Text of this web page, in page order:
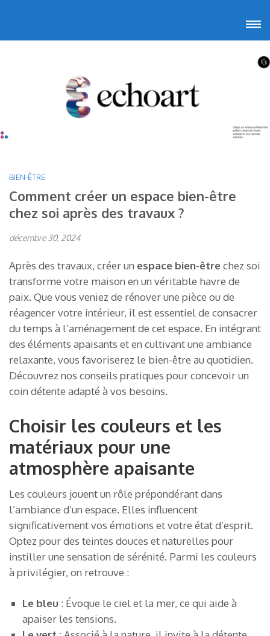
contenu
BIEN-ÊTRE
Comment créer un espace bien-être
chez soi après des travaux ?
décembre 30, 2024
Après des travaux, créer un espace bien-êtrechez soi
transforme votre maison en un véritable havre de
paix. Que vous veniez de rénover une pièce ou de
réagencer votre intérieur, il est essentiel de consacrer
du temps à l’aménagement de cet espace. En intégrant
des éléments apaisants et en cultivant une ambiance
relaxante, vous favoriserez le bien-être au quotidien.
Découvrez nos conseils pratiques pour concevoir un
coin détente adapté à vos besoins.
Choisir les couleurs et les
matériaux pour une
atmosphère apaisante
Les couleurs jouent un rôle prépondérant dans
l’ambiance d’un espace. Elles influencent
significativement vos émotions et votre état d’esprit.
Optez pour des teintes douces et naturelles pour
instiller une sensation de sérénité. Parmi les couleurs
à privilégier, on retrouve :
Le bleu : Évoque le ciel et la mer, ce qui aide à
apaiser les tensions.